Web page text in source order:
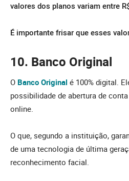
valores dos planos variam entre
É importante frisar que esses
10. Banco Original
O Banco Original é 100% digital.
possibilidade de abertura de
online.
O que, segundo a instituição,
de uma tecnologia de última
reconhecimento facial.